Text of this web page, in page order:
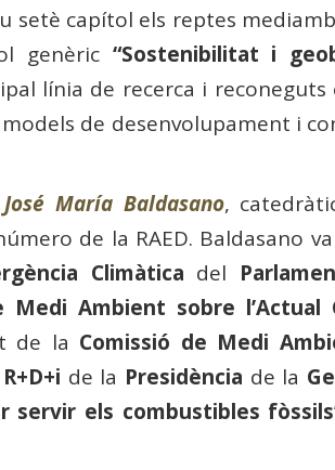
setè capítol els reptes
genèric “Sostenibilitat i
línia de recerca i
de desenvolupament i
José María Baldasano,
de la RAED. Baldasano
Climàtica del
Ambient sobre l’Actual
de la Comissió de Medi
de la Presidència de la
servir els combustibles